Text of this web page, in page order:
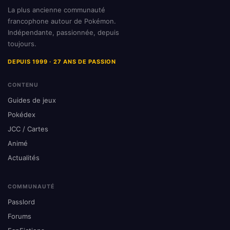
La plus ancienne communauté
francophone autour de Pokémon.
Indépendante, passionnée, depuis
toujours.
DEPUIS 1999 · 27 ANS DE PASSION
CONTENU
Guides de jeux
Pokédex
JCC / Cartes
Animé
Actualités
COMMUNAUTÉ
Passlord
Forums